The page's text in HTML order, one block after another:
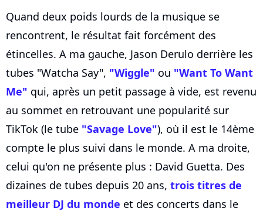
Quand deux poids lourds de la musique se
rencontrent, le résultat fait forcément des
étincelles. A ma gauche, Jason Derulo derrière les
tubes "Watcha Say", "Wiggle" ou "Want To Want
Me" qui, après un petit passage à vide, est revenu
au sommet en retrouvant une popularité sur
TikTok (le tube "Savage Love"), où il est le 14ème
compte le plus suivi dans le monde. A ma droite,
celui qu'on ne présente plus : David Guetta. Des
dizaines de tubes depuis 20 ans, trois titres de
meilleur DJ du monde et des concerts dans le